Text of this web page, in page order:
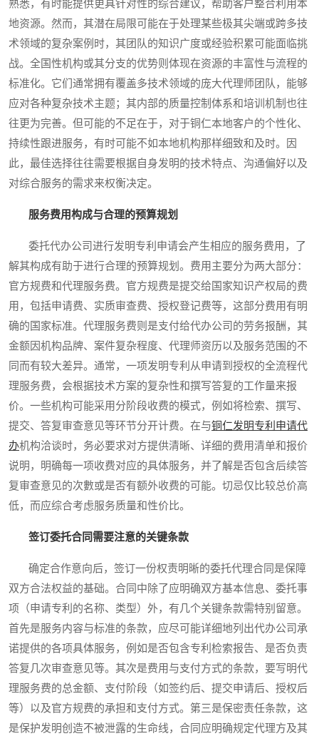
熟悉，有时能提供更具针对性的综合建议，帮助客户整合利用本
地资源。然而，其潜在局限可能在于处理某些极其尖端或跨多技
术领域的复杂案例时，其团队的知识广度或经验积累可能面临挑
战。全国性机构或其分支的优势则体现在资源的丰富性与流程的
标准化。它们通常拥有覆盖多技术领域的庞大代理师团队，能够
应对各种复杂技术主题；其内部的质量控制体系和培训机制也往
往更为完善。但可能的不足在于，对于铜仁本地客户的个性化、
持续性跟进服务，有时可能不如本地机构那样细致和及时。因
此，最佳选择往往需要根据自身发明的技术特点、沟通偏好以及
对综合服务的需求来权衡决定。
服务费用构成与合理的预算规划
委托代办公司进行发明专利申请会产生相应的服务费用，了
解其构成有助于进行合理的预算规划。费用主要分为两大部分：
官方规费和代理服务费。官方规费是提交给国家知识产权局的费
用，包括申请费、实质审查费、授权登记费等，这部分费用有明
确的国家标准。代理服务费则是支付给代办公司的劳务报酬，其
金额因机构品牌、案件复杂程度、代理师资历以及服务范围的不
同而有较大差异。通常，一项发明专利从申请到授权的全流程代
理服务费，会根据技术方案的复杂性和撰写答复的工作量来报
价。一些机构可能采用分阶段收费的模式，例如将检索、撰写、
提交、答复审查意见等环节分开计费。在与铜仁发明专利申请代
办机构洽谈时，务必要求对方提供清晰、详细的费用清单和报价
说明，明确每一项收费对应的具体服务，并了解是否包含后续答
复审查意见的次數或是否有额外收费的可能。切忌仅比较总价高
低，而应综合考虑服务质量和性价比。
签订委托合同需要注意的关键条款
确定合作意向后，签订一份权责明晰的委托代理合同是保障
双方合法权益的基础。合同中除了应明确双方基本信息、委托事
项（申请专利的名称、类型）外，有几个关键条款需特别留意。
首先是服务内容与标准的条款，应尽可能详细地列出代办公司承
诺提供的各项具体服务，例如是否包含专利检索报告、是否负责
答复几次审查意见等。其次是费用与支付方式的条款，要写明代
理服务费的总金额、支付阶段（如签约后、提交申请后、授权后
等）以及官方规费的承担和支付方式。第三是保密责任条款，这
是保护发明创造不被泄露的生命线，合同应明确规定代理方及其